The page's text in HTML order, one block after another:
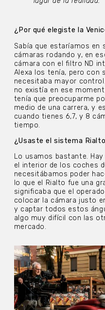
¿Por qué elegiste la
Sabía que estaríamos en
cámaras rodando y, en
cámara con el filtro ND
Alexa los tenía, pero con
necesitaba mayor
no existía en ese
tenía que preocuparme
medio de una carrera, y
cuando tienes 6,7, y 8
tiempo.
¿Usaste el sistema
Lo usamos bastante.
el interior de los coches
necesitábamos poder
lo que el Rialto fue una
significaba que el
colocar la cámara justo
y captar todos estos
algo muy difícil con las
mercado.